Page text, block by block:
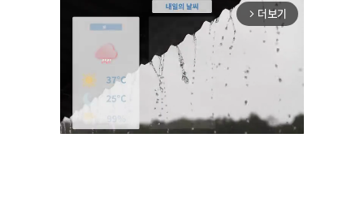
arrow_forward_ios 더보기